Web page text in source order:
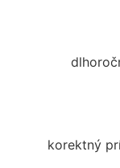
korektný